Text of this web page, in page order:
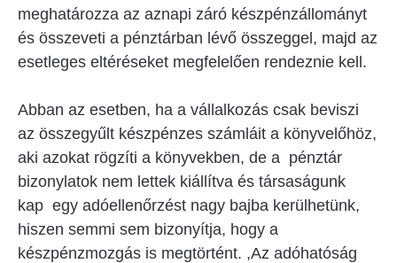
meghatározza az aznapi záró készpénzállományt
és összeveti a pénztárban lévő összeggel, majd az
esetleges eltéréseket megfelelően rendeznie kell.
Abban az esetben, ha a vállalkozás csak beviszi
az összegyűlt készpénzes számláit a könyvelőhöz,
aki azokat rögzíti a könyvekben, de a pénztár
bizonylatok nem lettek kiállítva és társaságunk
kap egy adóellenőrzést nagy bajba kerülhetünk,
hiszen semmi sem bizonyítja, hogy a
készpénzmozgás is megtörtént. ,Az adóhatóság